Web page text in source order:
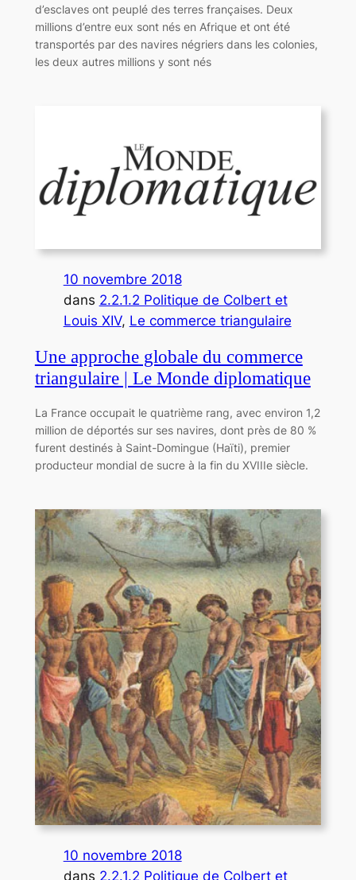
d’esclaves ont peuplé des terres françaises. Deux
millions d’entre eux sont nés en Afrique et ont été
transportés par des navires négriers dans les colonies,
les deux autres millions y sont nés
10 novembre 2018
dans 2.2.1.2 Politique de Colbert et
Louis XIV, Le commerce triangulaire
Une approche globale du commerce
triangulaire | Le Monde diplomatique
La France occupait le quatrième rang, avec environ 1,2
million de déportés sur ses navires, dont près de 80 %
furent destinés à Saint-Domingue (Haïti), premier
producteur mondial de sucre à la fin du XVIIIe siècle.
10 novembre 2018
dans 2.2.1.2 Politique de Colbert et